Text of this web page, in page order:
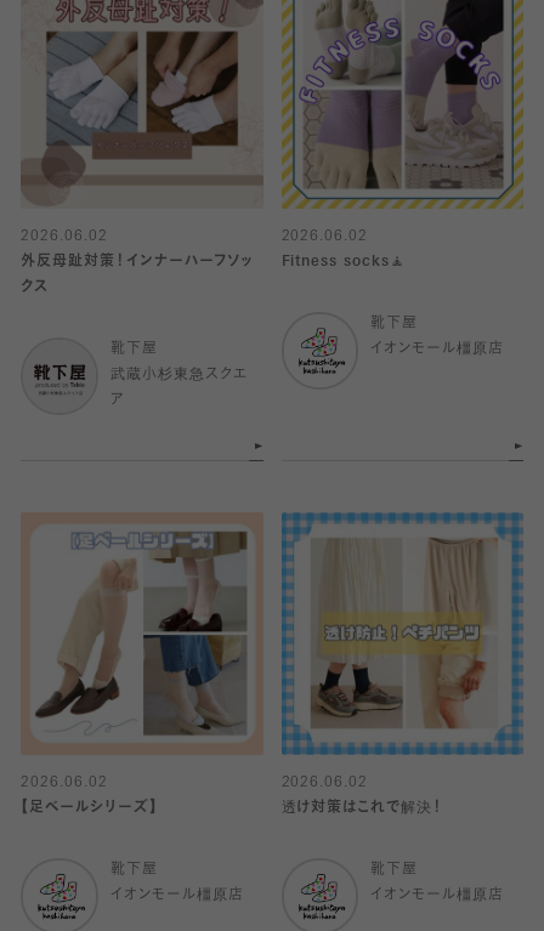
2026.06.02
外反母趾対策！インナーハーフソッ
クス
靴下屋
武蔵小杉東急スクエ
ア
2026.06.02
Fitness socks🧘
靴下屋
イオンモール橿原店
2026.06.02
【足ベールシリーズ】
靴下屋
イオンモール橿原店
2026.06.02
透け対策はこれで解決！
靴下屋
イオンモール橿原店